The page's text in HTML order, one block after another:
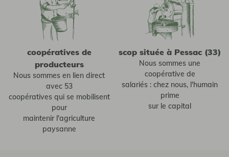
coopératives de
producteurs
Nous sommes en lien direct
avec 53
coopératives qui se mobilisent
pour
maintenir l'agriculture
paysanne
scop située à Pessac (33)
Nous sommes une
coopérative de
salariés : chez nous, l'humain
prime
sur le capital